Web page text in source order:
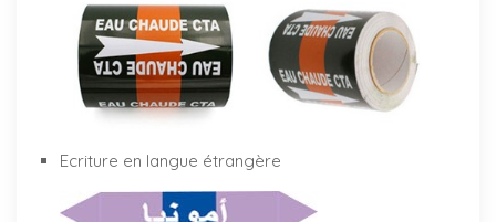
Ecriture en langue étrangère